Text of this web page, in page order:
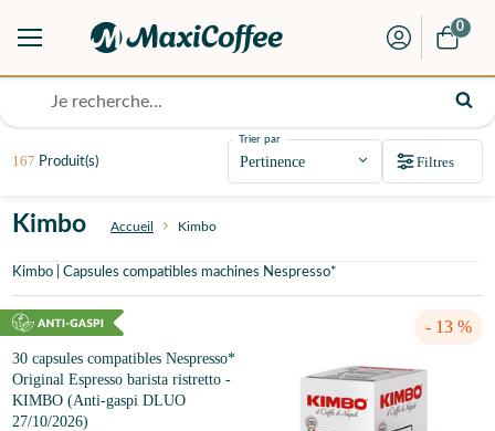
0
Kimbo Accueil Kimbo
167 Produit(s)
Trier par
Filtres
Kimbo | Capsules compatibles machines Nespresso*
- 13 %
30 capsules compatibles Nespresso*
Original Espresso barista ristretto -
KIMBO (Anti-gaspi DLUO
27/10/2026)